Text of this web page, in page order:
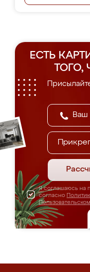
ЕСТЬ
ТОГО,
Я соглашаюсь на
согласно